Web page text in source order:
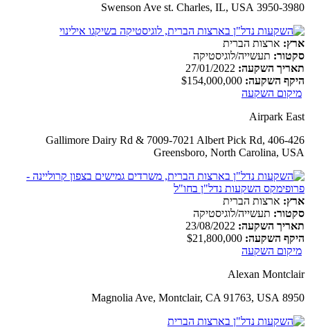
3950-3980 Swenson Ave st. Charles, IL, USA
ארץ: ארצות הברית
סקטור: תעשייה/לוגיסטיקה
תאריך השקעה:
היקף השקעה:
מיקום השקעה
Airpark East
406-426 Gallimore Dairy Rd & 7009-7021 Albert Pick Rd,
Greensboro, North Carolina, USA
ארץ: ארצות הברית
סקטור: תעשייה/לוגיסטיקה
תאריך השקעה:
היקף השקעה:
מיקום השקעה
Alexan Montclair
8950 Magnolia Ave, Montclair, CA 91763, USA